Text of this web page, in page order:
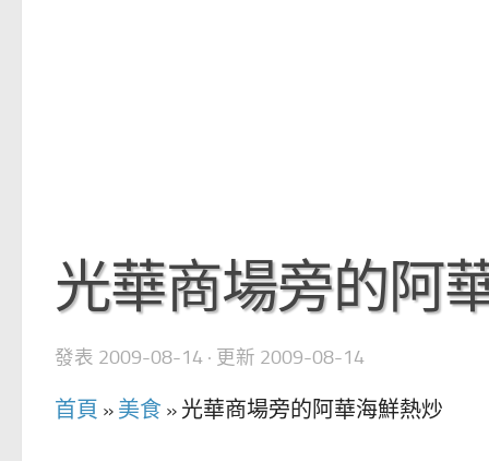
光華商場旁的阿
發表 2009-08-14 · 更新 2009-08-14
首頁 » 美食 » 光華商場旁的阿華海鮮熱炒